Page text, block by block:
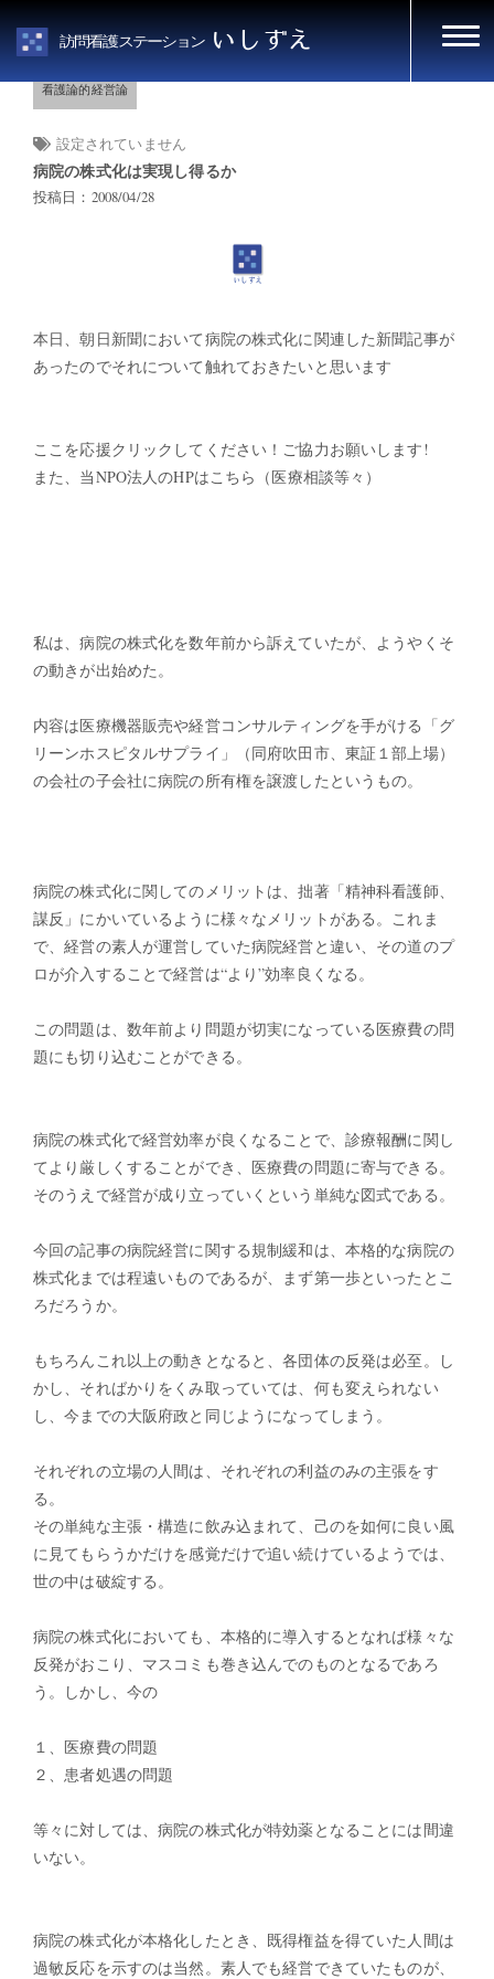
訪問看護ステーション いしずえ
HOME 看護論的経営論
看護論的経営論
設定されていません
病院の株式化は実現し得るか
投稿日：2008/04/28
本日、朝日新聞において病院の株式化に関連した新聞記事が
あったのでそれについて触れておきたいと思います
ここを応援クリックしてください！ご協力お願いします!
また、当NPO法人のHPはこちら（医療相談等々）
私は、病院の株式化を数年前から訴えていたが、ようやくそ
の動きが出始めた。
内容は医療機器販売や経営コンサルティングを手がける「グ
リーンホスピタルサプライ」（同府吹田市、東証１部上場）
の会社の子会社に病院の所有権を譲渡したというもの。
病院の株式化に関してのメリットは、拙著「精神科看護師、
謀反」にかいているように様々なメリットがある。これま
で、経営の素人が運営していた病院経営と違い、その道のプ
ロが介入することで経営は“より”効率良くなる。
この問題は、数年前より問題が切実になっている医療費の問
題にも切り込むことができる。
病院の株式化で経営効率が良くなることで、診療報酬に関し
てより厳しくすることができ、医療費の問題に寄与できる。
そのうえで経営が成り立っていくという単純な図式である。
今回の記事の病院経営に関する規制緩和は、本格的な病院の
株式化までは程遠いものであるが、まず第一歩といったとこ
ろだろうか。
もちろんこれ以上の動きとなると、各団体の反発は必至。し
かし、そればかりをくみ取っていては、何も変えられない
し、今までの大阪府政と同じようになってしまう。
それぞれの立場の人間は、それぞれの利益のみの主張をす
る。
その単純な主張・構造に飲み込まれて、己のを如何に良い風
に見てもらうかだけを感覚だけで追い続けているようでは、
世の中は破綻する。
病院の株式化においても、本格的に導入するとなれば様々な
反発がおこり、マスコミも巻き込んでのものとなるであろ
う。しかし、今の
１、医療費の問題
２、患者処遇の問題
等々に対しては、病院の株式化が特効薬となることには間違
いない。
病院の株式化が本格化したとき、既得権益を得ていた人間は
過敏反応を示すのは当然。素人でも経営できていたものが、